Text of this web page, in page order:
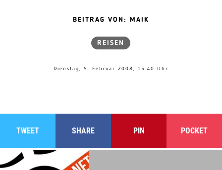
BEITRAG VON: MAIK
REISEN
Dienstag, 5. Februar 2008, 15:40 Uhr
TWEET SHARE PIN POCKET